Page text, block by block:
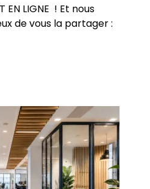
EN LIGNE ! Et nous
de vous la partager :
fr/
travaillons au